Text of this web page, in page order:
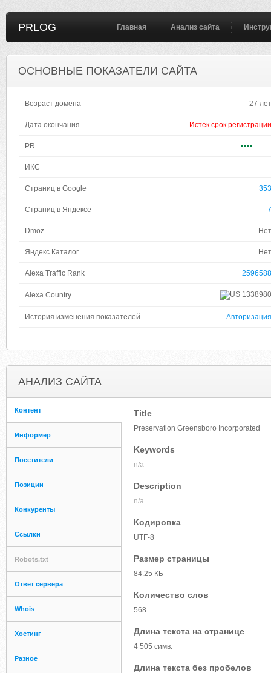
PRLOG Главная Анализ сайта
ОСНОВНЫЕ ПОКАЗАТЕЛИ САЙТА
Возраст домена 27 лет
Дата окончания Истек срок регистрации
PR
ИКС
Страниц в Google 353
Страниц в Яндексе 7
Dmoz Нет
Яндекс Каталог Нет
Alexa Traffic Rank 2596588
Alexa Country 1338980
История изменения показателей Авторизация
АНАЛИЗ САЙТА
Контент
Информер
Посетители
Позиции
Конкуренты
Ссылки
Robots.txt
Ответ сервера
Whois
Хостинг
Разное
Title
Preservation Greensboro Incorporated
Keywords
n/a
Description
n/a
Кодировка
UTF-8
Размер страницы
84.25 КБ
Количество слов
568
Длина текста на странице
4 505 симв.
Длина текста без пробелов